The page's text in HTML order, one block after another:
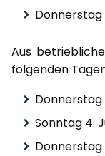
Donnerstag
Aus
folgenden
Donnerstag
Sonntag 4.
Donnerstag